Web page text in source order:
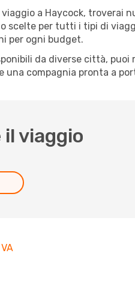
a Haycock, troverai
scelte per tutti i tipi di
per ogni budget.
da diverse città, puoi
una compagnia pronta a
viaggio